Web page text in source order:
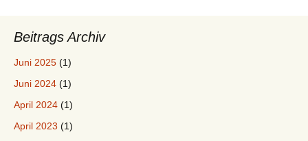
Beitrags Archiv
Juni 2025 (1)
Juni 2024 (1)
April 2024 (1)
April 2023 (1)